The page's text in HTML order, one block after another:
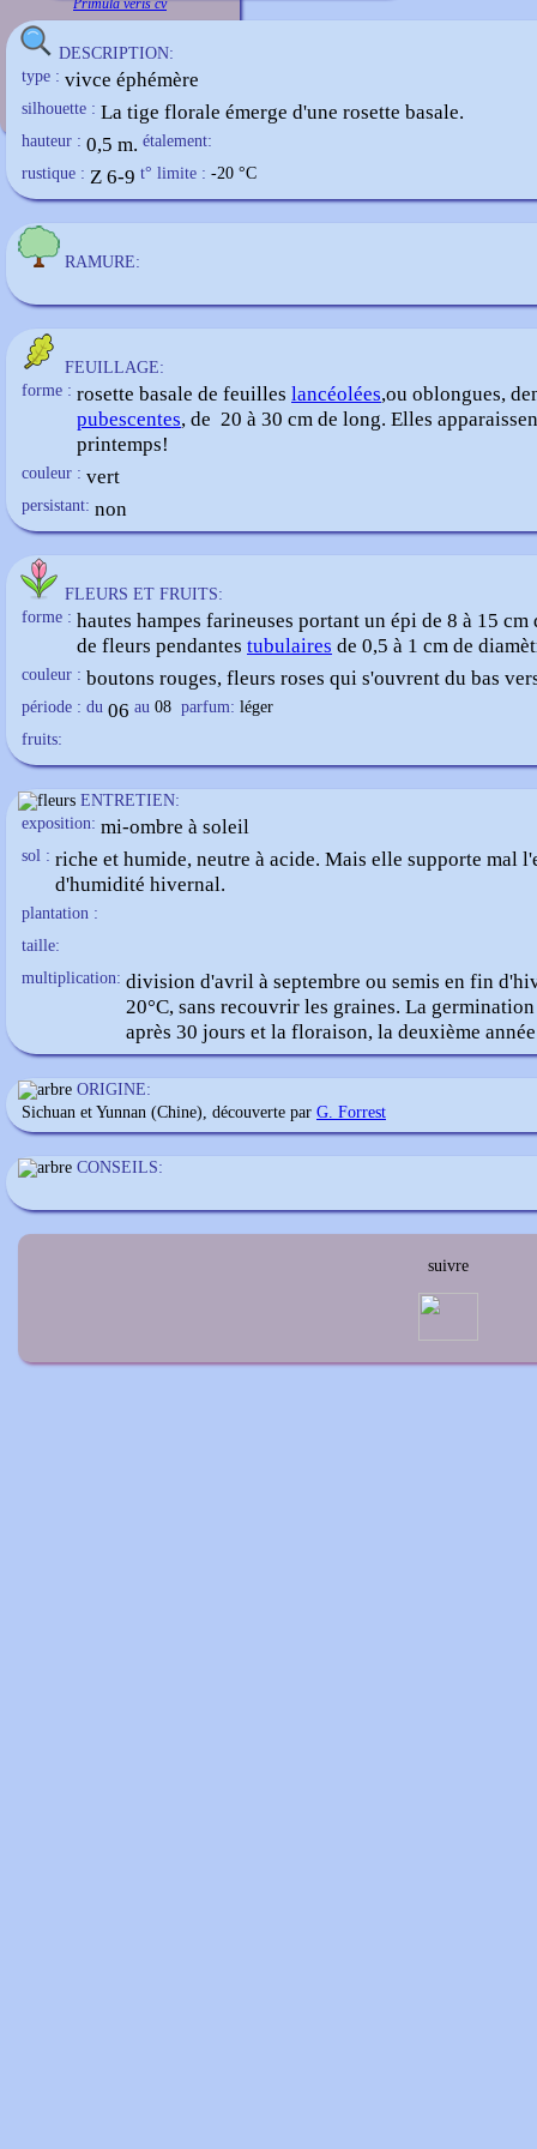
Primula veris cv
DESCRIPTION:
type : vivce éphémère
silhouette : La tige florale émerge d'une rosette basale.
hauteur : 0,5 m. étalement:
rustique : Z 6-9 t° limite : -20 °C
RAMURE:
FEUILLAGE:
forme : rosette basale de feuilles lancéolées,ou oblongues,
pubescentes, de 20 à 30 cm de long. Elles
printemps!
couleur : vert
persistant: non
FLEURS ET FRUITS:
forme : hautes hampes farineuses portant un épi de 8 à 15 cm
de fleurs pendantes tubulaires de 0,5 à 1 cm de
couleur : boutons rouges, fleurs roses qui s'ouvrent du bas
période : du 06 au 08 parfum: léger
fruits:
ENTRETIEN:
exposition: mi-ombre à soleil
sol : riche et humide, neutre à acide. Mais elle supporte mal
d'humidité hivernal.
plantation :
taille:
multiplication: division d'avril à septembre ou semis en fin
20°C, sans recouvrir les graines. La
après 30 jours et la floraison, la deuxième année
ORIGINE:
Sichuan et Yunnan (Chine), découverte par G. Forrest
CONSEILS:
suivre